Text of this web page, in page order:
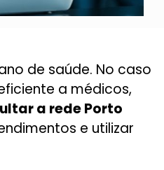
de saúde. No caso
a médicos,
a rede Porto
e utilizar